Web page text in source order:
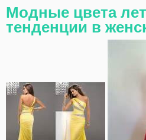
Модные цвета
тенденции в